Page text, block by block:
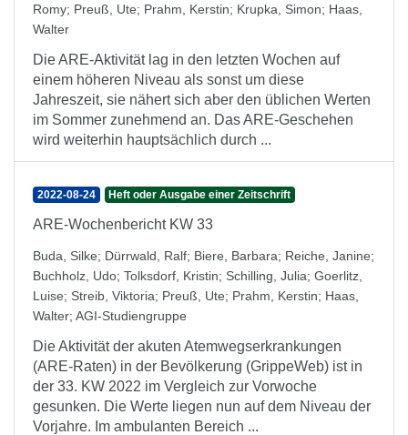
Romy; Preuß, Ute; Prahm, Kerstin; Krupka, Simon; Haas,
Walter
Die ARE-Aktivität lag in den letzten Wochen auf
einem höheren Niveau als sonst um diese
Jahreszeit, sie nähert sich aber den üblichen Werten
im Sommer zunehmend an. Das ARE-Geschehen
wird weiterhin hauptsächlich durch ...
2022-08-24 Heft oder Ausgabe einer Zeitschrift
ARE-Wochenbericht KW 33
Buda, Silke; Dürrwald, Ralf; Biere, Barbara; Reiche, Janine;
Buchholz, Udo; Tolksdorf, Kristin; Schilling, Julia; Goerlitz,
Luise; Streib, Viktoria; Preuß, Ute; Prahm, Kerstin; Haas,
Walter; AGI-Studiengruppe
Die Aktivität der akuten Atemwegserkrankungen
(ARE-Raten) in der Bevölkerung (GrippeWeb) ist in
der 33. KW 2022 im Vergleich zur Vorwoche
gesunken. Die Werte liegen nun auf dem Niveau der
Vorjahre. Im ambulanten Bereich ...